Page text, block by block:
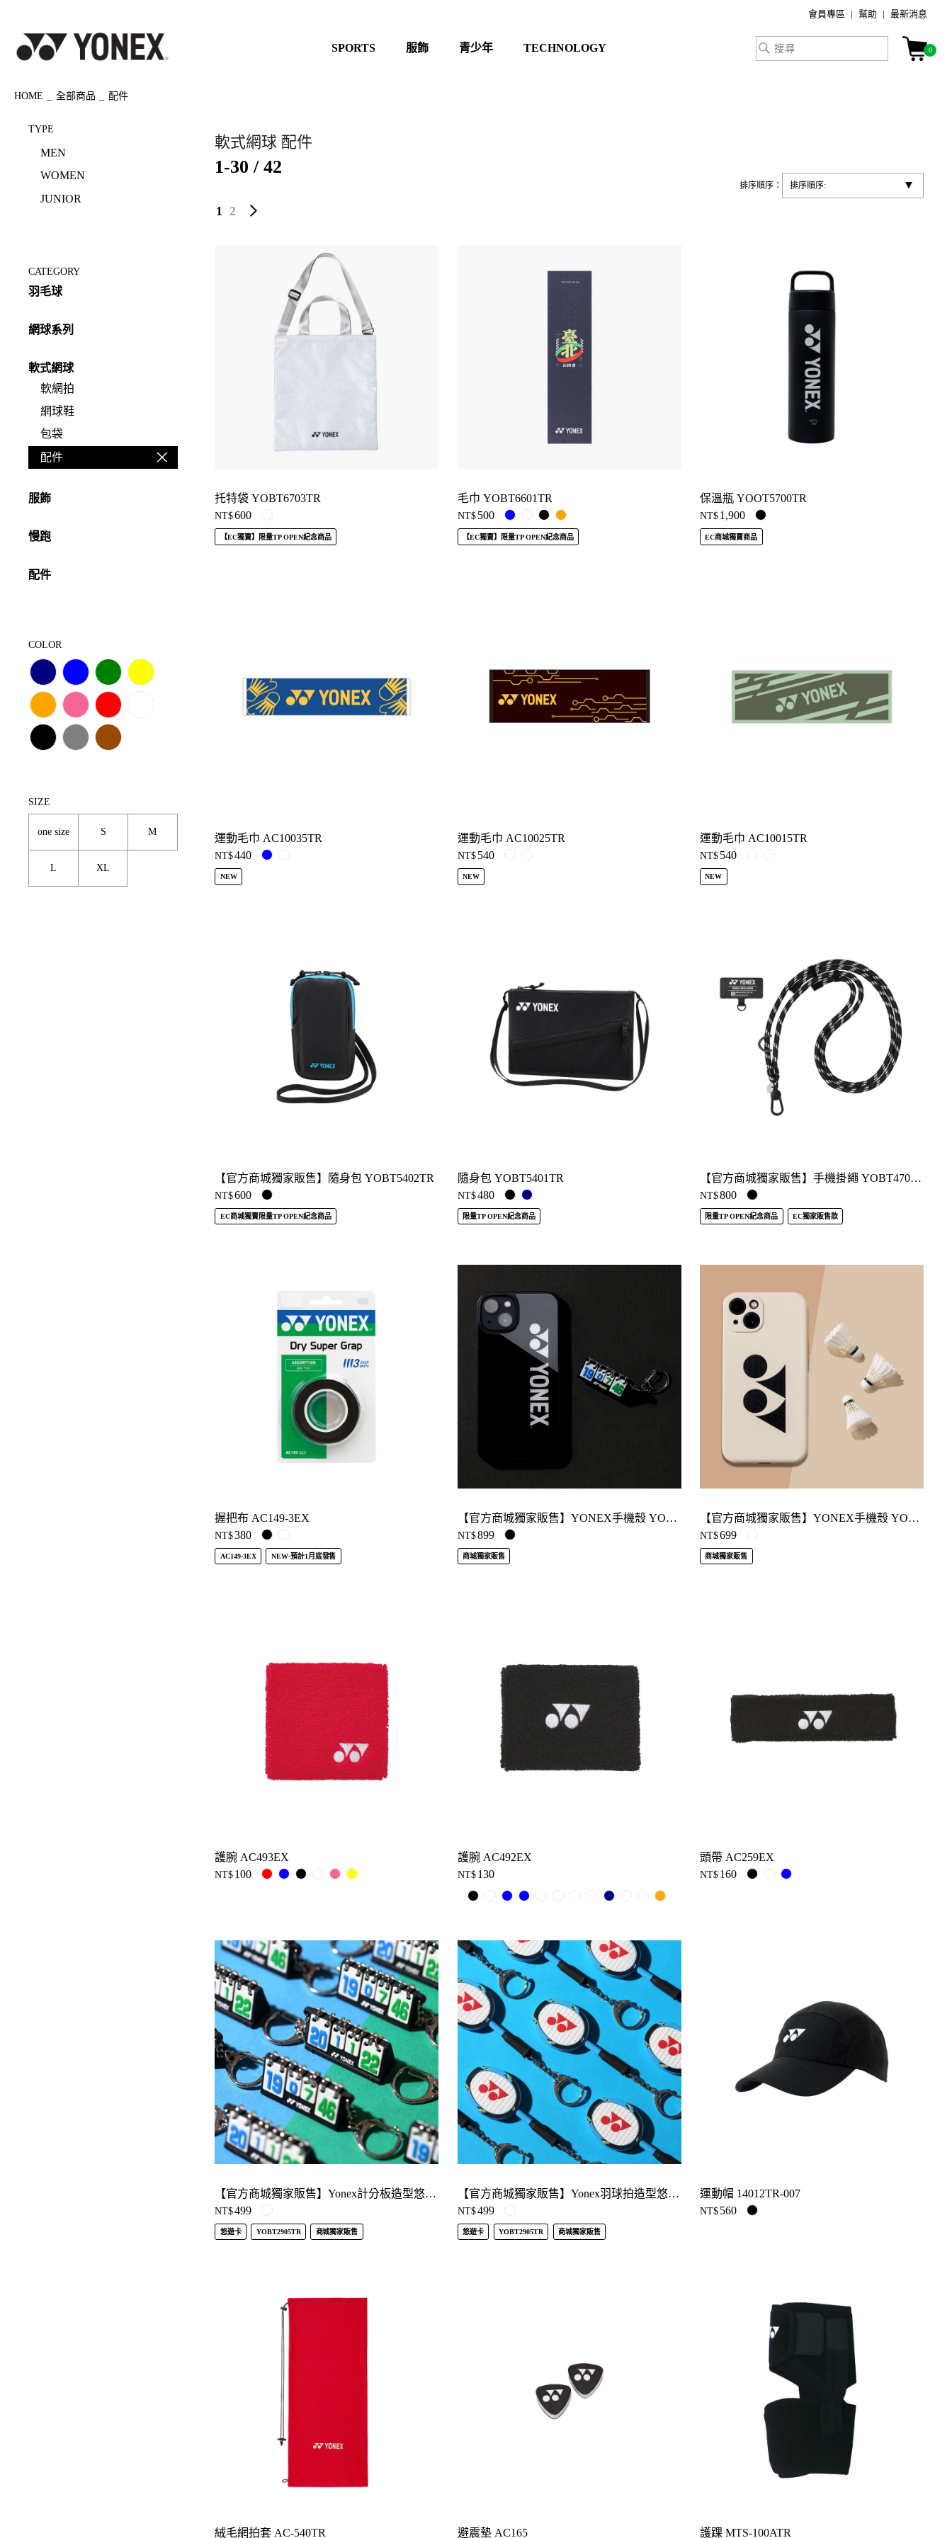
SPORTS 服飾 青少年 TECHNOLOGY
會員專區 幫助 最新消息
0
HOME 全部商品 配件
軟式網球 配件
1-30 / 42
1 2
排序順序： 排序順序:
托特袋 YOBT6703TR
NT$600
【EC獨賣】限量TP OPEN紀念商品
毛巾 YOBT6601TR
NT$ 500
【EC獨賣】限量TP OPEN紀念商品
保溫瓶 YOOT5700TR
NT$ 1,900
EC商城獨賣商品
運動毛巾 AC10035TR
NT$440
NEW
運動毛巾 AC10025TR
NT$ 540
NEW
運動毛巾 AC10015TR
NT$ 540
NEW
【官方商城獨家販售】隨身包 YOBT5402TR
NT$600
EC商城獨賣限量TP OPEN紀念商品
隨身包 YOBT5401TR
NT$480
限量TP OPEN紀念商品
【官方商城獨家販售】手機掛繩 YOBT4700TR
NT$800
限量TP OPEN紀念商品 EC獨家販售款
握把布 AC149-3EX
NT$380
AC149-3EX NEW-預計1月底發售
【官方商城獨家販售】YONEX手機殼 YOBT3701TR
NT$899
商城獨家販售
【官方商城獨家販售】YONEX手機殼 YOBT3700TR
NT$699
商城獨家販售
護腕 AC493EX
NT$ 100
護腕 AC492EX
NT$ 130
頭帶 AC259EX
NT$ 160
【官方商城獨家販售】Yonex計分板造型悠遊卡 YOBT2905TR
NT$499
悠遊卡 YOBT2905TR 商城獨家販售
【官方商城獨家販售】Yonex羽球拍造型悠遊卡 YOBT2904TR
NT$499
悠遊卡 YOBT2905TR 商城獨家販售
運動帽 14012TR-007
NT$ 560
絨毛網拍套 AC-540TR 避震墊 AC165 護踝 MTS-100ATR
TYPE
MEN
WOMEN
JUNIOR
CATEGORY
羽毛球
網球系列
軟式網球
軟網拍
網球鞋
包袋
配件
服飾
慢跑
配件
COLOR
SIZE
one size S M
L XL